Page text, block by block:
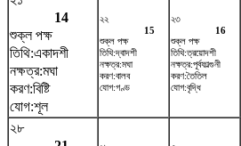
14
শুক্ল পক্ষ
তিথি:একাদশী
নক্ষত্র:মঘা
করণ:বিষ্টি
যোগ:শূল
২২
15
শুক্ল পক্ষ
তিথি:দ্বাদশী
নক্ষত্র:মঘা
করণ:বালব
যোগ:গণ্ড
২৩
16
শুক্ল পক্ষ
তিথি:ত্রয়োদশী
নক্ষত্র:পূর্বফাল্গুনী
করণ:তৈতিল
যোগ:বৃদ্ধি
২৮